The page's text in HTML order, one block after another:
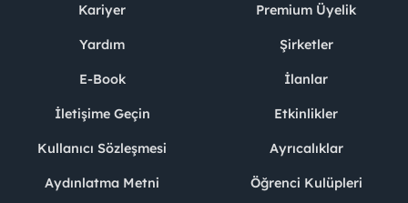
Kariyer
Yardım
E-Book
İletişime Geçin
Kullanıcı Sözleşmesi
Aydınlatma Metni
Premium Üyelik
Şirketler
İlanlar
Etkinlikler
Ayrıcalıklar
Öğrenci Kulüpleri